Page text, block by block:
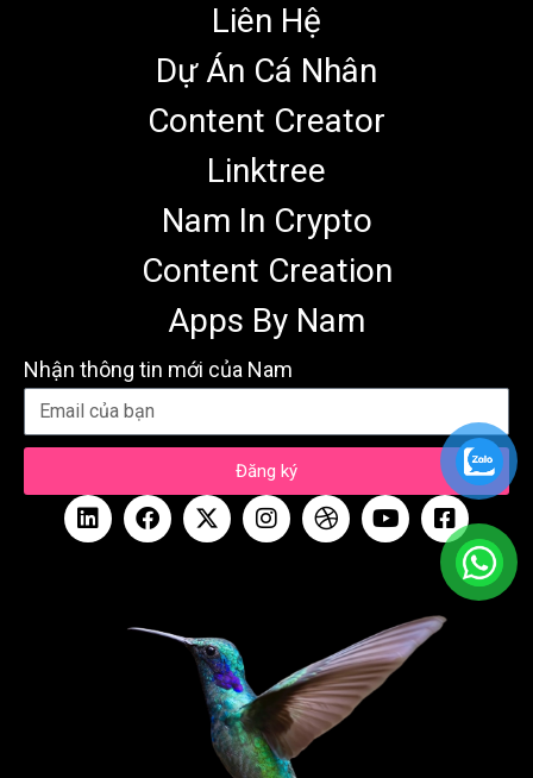
Liên Hệ
Dự Án Cá Nhân
Content Creator
Linktree
Nam In Crypto
Content Creation
Apps By Nam
Nhận thông tin mới của Nam
Đăng ký